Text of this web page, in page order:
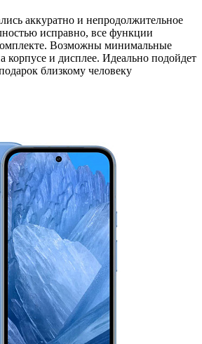
аккуратно и непродолжительное
исправно, все функции
Возможны минимальные
корпусе и дисплее. Идеально подойдет
близкому человеку